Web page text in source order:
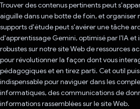
Trouver des contenus pertinents peut
aiguille dans une botte de foin, et organiser
supports d'étude peut s'avérer une tâche
d'apprentissage Gemini, optimisé par l'IA et
robustes sur notre site Web de ressources
pour révolutionner la façon dont vous
pédagogiques et en tirez parti. Cet outil
indispensable pour naviguer dans les
informatiques, des communications de
informations rassemblées sur le site Web.